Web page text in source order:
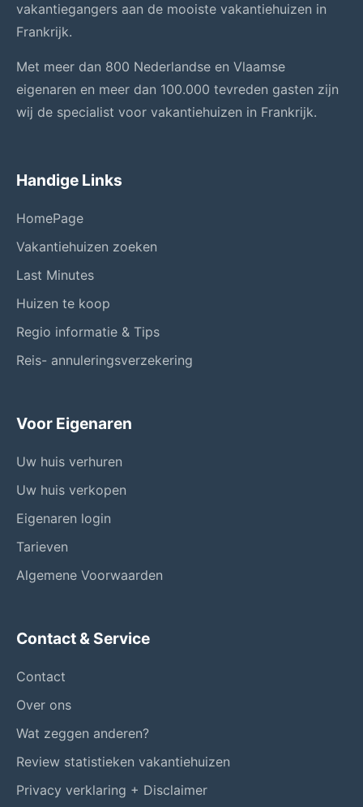
vakantiegangers aan de mooiste vakantiehuizen in
Frankrijk.
Met meer dan 800 Nederlandse en Vlaamse
eigenaren en meer dan 100.000 tevreden gasten zijn
wij de specialist voor vakantiehuizen in Frankrijk.
Handige Links
HomePage
Vakantiehuizen zoeken
Last Minutes
Huizen te koop
Regio informatie & Tips
Reis- annuleringsverzekering
Voor Eigenaren
Uw huis verhuren
Uw huis verkopen
Eigenaren login
Tarieven
Algemene Voorwaarden
Contact & Service
Contact
Over ons
Wat zeggen anderen?
Review statistieken vakantiehuizen
Privacy verklaring + Disclaimer